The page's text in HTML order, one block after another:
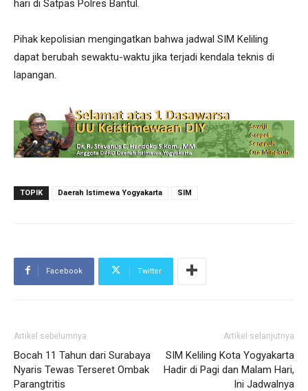
hari di Satpas Polres Bantul.
Pihak kepolisian mengingatkan bahwa jadwal SIM Keliling
dapat berubah sewaktu-waktu jika terjadi kendala teknis di
lapangan.
TOPIK Daerah Istimewa Yogyakarta SIM
Facebook Twitter
Artikel sebelumnya
Bocah 11 Tahun dari Surabaya
Nyaris Tewas Terseret Ombak
Parangtritis
Artikel selanjutnya
SIM Keliling Kota Yogyakarta
Hadir di Pagi dan Malam Hari,
Ini Jadwalnya